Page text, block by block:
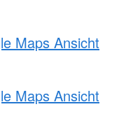
Maps Ansicht
Maps Ansicht